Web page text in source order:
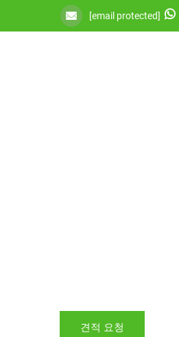
[email protected]
견적 요청